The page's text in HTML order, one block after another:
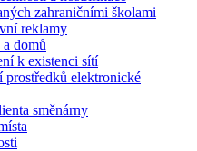
zahraničními školami
reklamy
domů
k existenci sítí
prostředků elektronické
směnárny